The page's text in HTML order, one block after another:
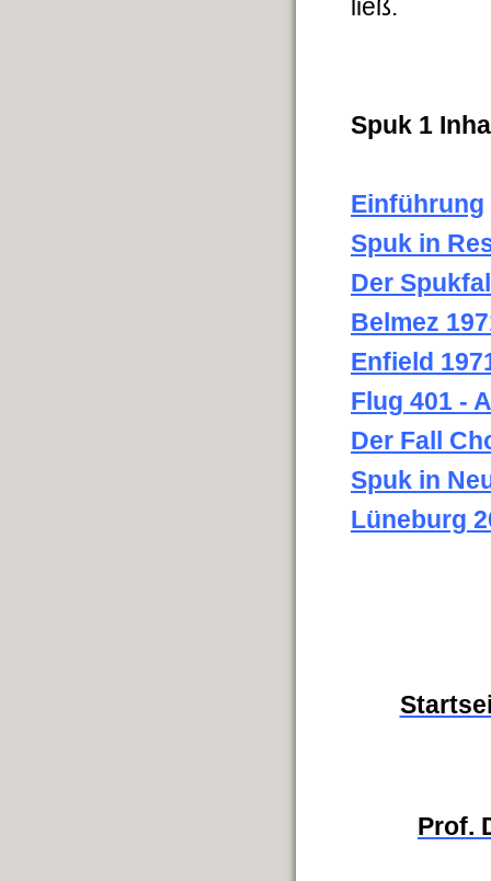
ließ.
Spuk 1
Einführung
Spuk in
Der
Belmez
Enfield
Flug 401 -
Der Fall
Spuk in
Lüneburg
Prof.